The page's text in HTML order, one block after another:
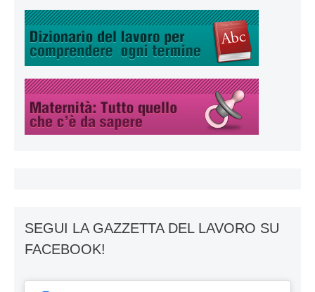
SEGUI LA GAZZETTA DEL LAVORO SU
FACEBOOK!